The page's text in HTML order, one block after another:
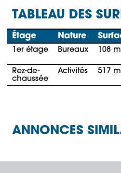
TABLEAU DES
Étage Nature
1er étage Bureaux 108
Rez-de-
chaussée
Activités 517
ANNONCES